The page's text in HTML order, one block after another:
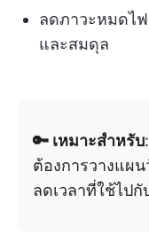
ลดภาวะหมดไฟ
และสมดุล
🔑 เหมาะสำหรับ
ต้องการวางแผ
ลดเวลาที่ใช้ไป